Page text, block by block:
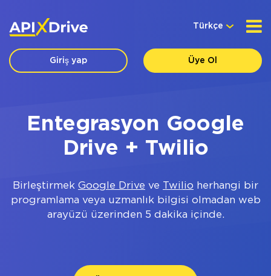
Türkçe
Giriş yap Üye Ol
Entegrasyon Google
Drive + Twilio
Birleştirmek Google Drive ve Twilio herhangi bir
programlama veya uzmanlık bilgisi olmadan web
arayüzü üzerinden 5 dakika içinde.